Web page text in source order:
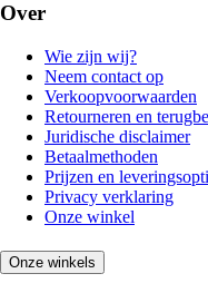
Over
Wie zijn wij?
Neem contact op
Verkoopvoorwaarden
Retourneren en
Juridische disclaimer
Betaalmethoden
Prijzen en
Privacy verklaring
Onze winkel
Onze winkels